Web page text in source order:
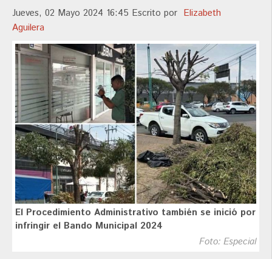
Jueves, 02 Mayo 2024 16:45 Escrito por Elizabeth
Aguilera
El Procedimiento Administrativo también se inició por
infringir el Bando Municipal 2024
Foto: Especial